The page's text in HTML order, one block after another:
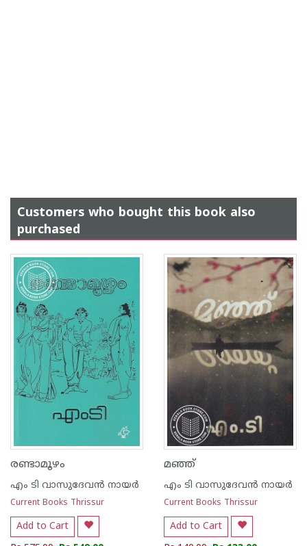
Customers who bought this book also
purchased
രണ്ടാമൂഴം
എം ടി വാസുദേവന്‍ നായര്‍
Current Books Thrissur
Add to Cart
മഞ്ഞ്
എം ടി വാസുദേവന്‍ നായര്‍
Current Books Thrissur
Add to Cart